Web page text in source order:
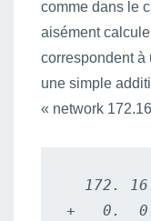
comme dans le
aisément
correspondent à
une simple
« network
172.
+   0.